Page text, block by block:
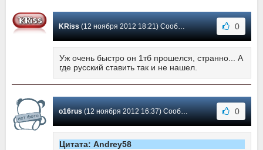
KRiss(12 ноября 2012 18:21) Сообщение #12 0
Уж очень быстро он 1тб прошелся, странно... А
где русский ставить так и не нашел.
o16rus(12 ноября 2012 16:37) Сообщение #11 0
Цитата: Andrey58